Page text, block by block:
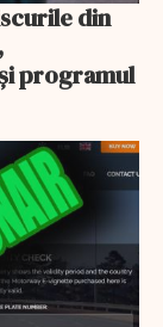
din
programul